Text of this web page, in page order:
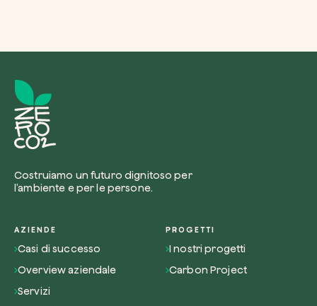
Costruiamo un futuro dignitoso per
l’ambiente e per le persone.
AZIENDE
Casi di successo
Overview aziendale
Servizi
PROGETTI
I nostri progetti
Carbon Project